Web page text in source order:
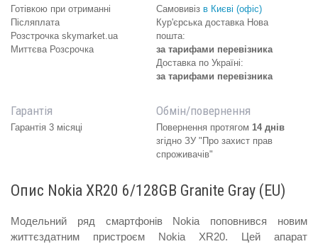
Готівкою при отриманні
Післяплата
Розстрочка skymarket.ua
Миттєва Розсрочка
Самовивіз в Києві (офіс)
Кур'єрська доставка Нова
пошта:
за тарифами перевізника
Доставка по Україні:
за тарифами перевізника
Гарантія
Гарантія 3 місяці
Обмін/повернення
Повернення протягом 14 днів
згідно ЗУ "Про захист прав
спроживачів"
Опис Nokia XR20 6/128GB Granite Gray (EU)
Модельний ряд смартфонів Nokia поповнився новим
життєздатним пристроєм Nokia XR20. Цей апарат